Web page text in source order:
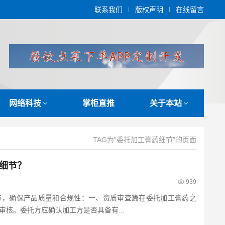
联系我们 版权声明 在线留言
网络科技 掌柜直推 关于本站
TAG为“委托加工膏药细节”的页面
节？
939
确保产品质量和合规性：一、资质审查篇在委托加工膏药之
。委托方应确认加工方是否具备有...